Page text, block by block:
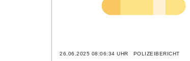
26.06.2025 08:06:34 UHR POLIZEIBERICHT